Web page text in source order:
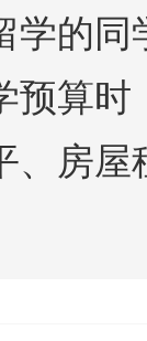
学的
预算
、房